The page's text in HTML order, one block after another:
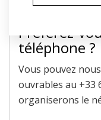
Préférez-
téléphone ?
Vous pouvez
ouvrables au +33
organiserons le